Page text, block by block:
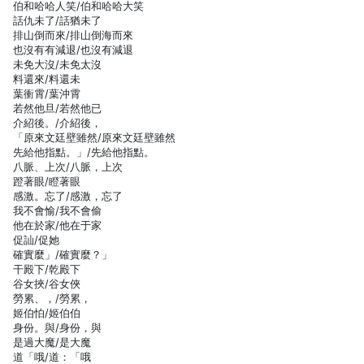
伯和哈哈人笑/伯和哈哈大笑
話仇未了/話猶未了
排山倒而來/排山倒海而來
也沒有有減退/也沒有減退
未免大沒/未免太沒
料還來/料還未
葉衝霄/葉沖霄
若然他旦/若然他已
介紹後。/介紹後，
「原來文廷壁雖然/原來文廷壁雖然
先給他指點。」/先給他指點。
八脈、上次/八脈，上次
蹬著眼/瞪著眼
感激。忘了/感激，忘了
我不會愉/我不會偷
他在於家/他在于家
促訕/促她
確實麼」/確實麼？」
干殿下/乾殿下
谷女挾/谷女俠
勞累、，/勞累，
姬伯怕/姬伯伯
身份。與/身份，與
是過大魔/是大魔
道「哦/道：「哦